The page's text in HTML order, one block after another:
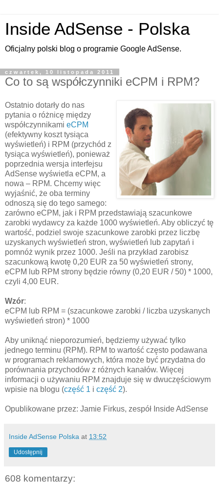
Inside AdSense - Polska
Oficjalny polski blog o programie Google AdSense.
czwartek, 10 listopada 2011
Co to są współczynniki eCPM i RPM?
Ostatnio dotarły do nas
pytania o różnicę między
współczynnikami eCPM
(efektywny koszt tysiąca
wyświetleń) i RPM (przychód z
tysiąca wyświetleń), ponieważ
poprzednia wersja interfejsu
AdSense wyświetla eCPM, a
nowa – RPM. Chcemy więc
wyjaśnić, że oba terminy
odnoszą się do tego samego:
zarówno eCPM, jak i RPM przedstawiają szacunkowe
zarobki wydawcy za każde 1000 wyświetleń. Aby obliczyć tę
wartość, podziel swoje szacunkowe zarobki przez liczbę
uzyskanych wyświetleń stron, wyświetleń lub zapytań i
pomnóż wynik przez 1000. Jeśli na przykład zarobisz
szacunkową kwotę 0,20 EUR za 50 wyświetleń strony,
eCPM lub RPM strony będzie równy (0,20 EUR / 50) * 1000,
czyli 4,00 EUR.
Wzór:
eCPM lub RPM = (szacunkowe zarobki / liczba uzyskanych
wyświetleń stron) * 1000
Aby uniknąć nieporozumień, będziemy używać tylko
jednego terminu (RPM). RPM to wartość często podawana
w programach reklamowych, która może być przydatna do
porównania przychodów z różnych kanałów. Więcej
informacji o używaniu RPM znajduje się w dwuczęściowym
wpisie na blogu (część 1 i część 2).
Opublikowane przez: Jamie Firkus, zespół Inside AdSense
Inside AdSense Polska at 13:52
Udostępnij
608 komentarzy: